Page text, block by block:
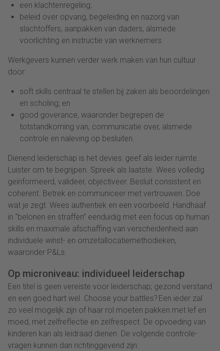
een klachtenregeling;
beleid over opvang, begeleiding en nazorg van
slachtoffers, aanpakken van daders, alsmede
voorlichting en instructie van werknemers.
Werkgevers kunnen verder werk maken van hun cultuur
door:
soft skills centraal te stellen bij zaken als beoordelingen
en scholing; en
good goverance, waaronder begrepen de
totstandkoming van, communicatie over, alsmede
controle en naleving op besluiten.
Dienend leiderschap is het devies: geefals leider ruimte.
Luister om te begrijpen. Spreek als laatste. Wees volledig
geïnformeerd, valideer, objectiveer. Besluit consistent en
coherent. Betrek en communiceer met vertrouwen. Doe
wat je zegt. Wees authentiek en een voorbeeld. Handhaaf
in “belonen en straffen” eenduidig met een focus op human
skills en maximale afschaffing van verscheidenheid aan
individuele winst- en omzetallocatiemethodieken,
waaronder P&Ls.
Op microniveau: individueel leiderschap
Een titel is geen vereiste voor leiderschap; gezond verstand
en een goed hart wel. Choose your battles? Een ieder zal
zo veel mogelijk zijn of haar rol moeten pakken met lef en
moed, met zelfreflectie en zelfrespect. De opvoeding van
kinderen kan als leidraad dienen. De volgende controle-
vragen kunnen dan richtinggevend zijn: